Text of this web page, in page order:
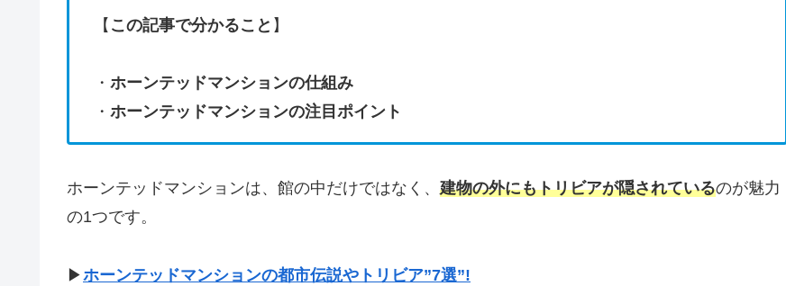
【 この記事で分かること 】
・ ホーンテッドマンションの仕組み
・ ホーンテッドマンションの注目ポイント
ホーンテッドマンションは、館の中だけではなく、 建物の外にもトリビアが隠されているのが魅力
の1つです。
▶ホーンテッドマンションの都市伝説やトリビア”7選”!